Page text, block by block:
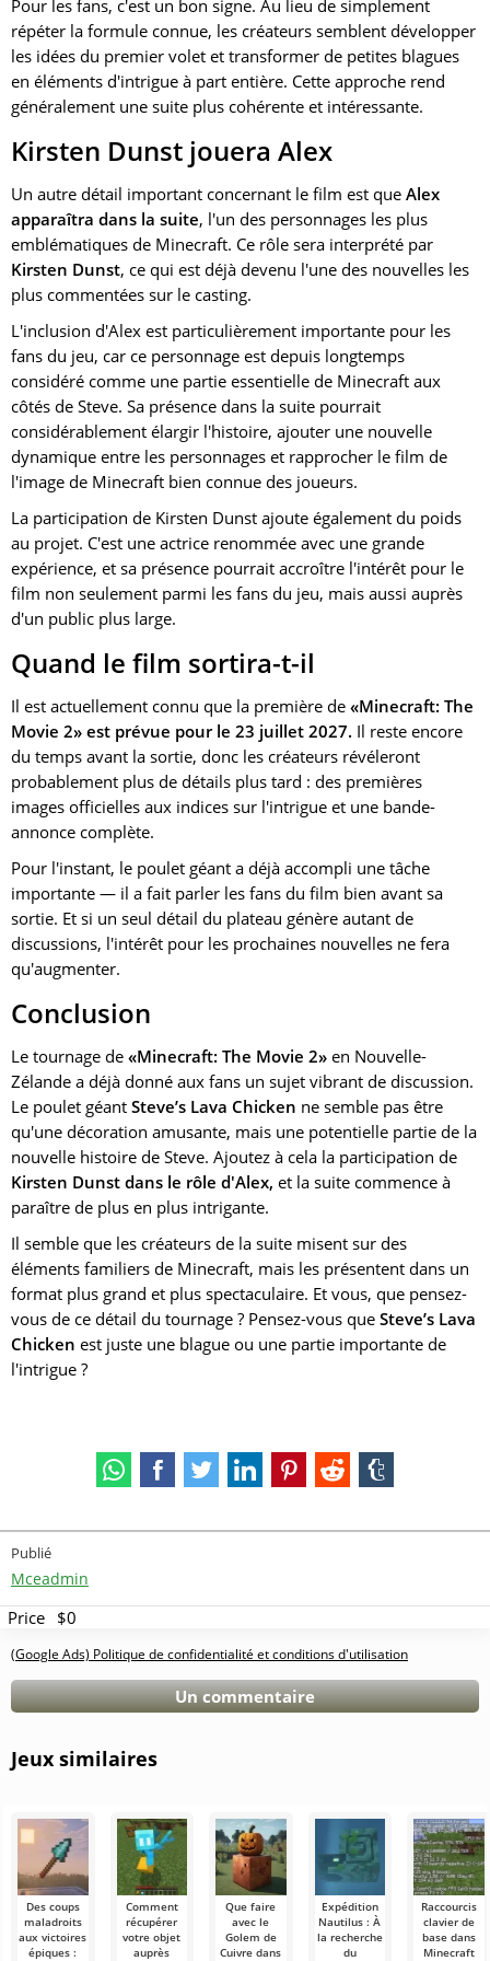
Pour les fans, c'est un bon signe. Au lieu de simplement
répéter la formule connue, les créateurs semblent développer
les idées du premier volet et transformer de petites blagues
en éléments d'intrigue à part entière. Cette approche rend
généralement une suite plus cohérente et intéressante.
Kirsten Dunst jouera Alex
Un autre détail important concernant le film est que Alex
apparaîtra dans la suite, l'un des personnages les plus
emblématiques de Minecraft. Ce rôle sera interprété par
Kirsten Dunst, ce qui est déjà devenu l'une des nouvelles les
plus commentées sur le casting.
L'inclusion d'Alex est particulièrement importante pour les
fans du jeu, car ce personnage est depuis longtemps
considéré comme une partie essentielle de Minecraft aux
côtés de Steve. Sa présence dans la suite pourrait
considérablement élargir l'histoire, ajouter une nouvelle
dynamique entre les personnages et rapprocher le film de
l'image de Minecraft bien connue des joueurs.
La participation de Kirsten Dunst ajoute également du poids
au projet. C'est une actrice renommée avec une grande
expérience, et sa présence pourrait accroître l'intérêt pour le
film non seulement parmi les fans du jeu, mais aussi auprès
d'un public plus large.
Quand le film sortira-t-il
Il est actuellement connu que la première de «Minecraft: The
Movie 2» est prévue pour le 23 juillet 2027. Il reste encore
du temps avant la sortie, donc les créateurs révéleront
probablement plus de détails plus tard : des premières
images officielles aux indices sur l'intrigue et une bande-
annonce complète.
Pour l'instant, le poulet géant a déjà accompli une tâche
importante — il a fait parler les fans du film bien avant sa
sortie. Et si un seul détail du plateau génère autant de
discussions, l'intérêt pour les prochaines nouvelles ne fera
qu'augmenter.
Conclusion
Le tournage de «Minecraft: The Movie 2» en Nouvelle-
Zélande a déjà donné aux fans un sujet vibrant de discussion.
Le poulet géant Steve’s Lava Chicken ne semble pas être
qu'une décoration amusante, mais une potentielle partie de la
nouvelle histoire de Steve. Ajoutez à cela la participation de
Kirsten Dunst dans le rôle d'Alex, et la suite commence à
paraître de plus en plus intrigante.
Il semble que les créateurs de la suite misent sur des
éléments familiers de Minecraft, mais les présentent dans un
format plus grand et plus spectaculaire. Et vous, que pensez-
vous de ce détail du tournage ? Pensez-vous que Steve’s Lava
Chicken est juste une blague ou une partie importante de
l'intrigue ?
Publié
Mceadmin
Price $0
(Google Ads) Politique de confidentialité et conditions d'utilisation
Un commentaire
Jeux similaires
Des coups
maladroits
aux victoires
épiques :
Comment
récupérer
votre objet
auprès
Que faire
avec le
Golem de
Cuivre dans
Expédition
Nautilus : À
la recherche
du
Raccourcis
clavier de
base dans
Minecraft